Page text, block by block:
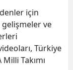
için
ve
Türkiye
Takımı